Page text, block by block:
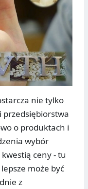
nie tylko
przedsiębiorstwa
o produktach i
wybór
ceny - tu
może być
z